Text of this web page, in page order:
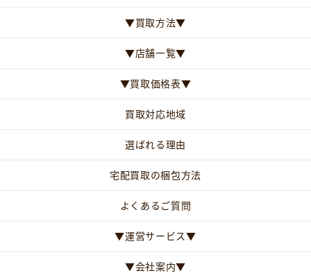
▼買取方法▼
▼店舗一覧▼
▼買取価格表▼
買取対応地域
選ばれる理由
宅配買取の梱包方法
よくあるご質問
▼運営サービス▼
▼会社案内▼